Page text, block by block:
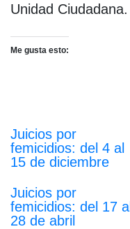
Unidad Ciudadana.
Me gusta esto:
Juicios por
femicidios: del 4 al
15 de diciembre
Juicios por
femicidios: del 17 al
28 de abril